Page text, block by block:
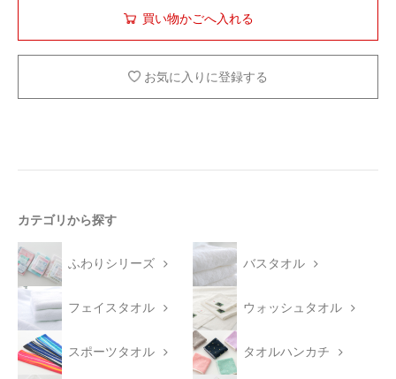
お気に入りに登録する
カテゴリから探す
ふわりシリーズ バスタオル
フェイスタオル ウォッシュタオル
スポーツタオル タオルハンカチ